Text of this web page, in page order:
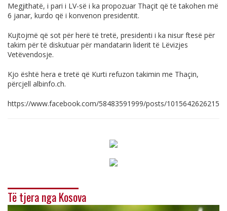
Megjithatë, i pari i LV-së i ka propozuar Thaçit që të takohen më
6 janar, kurdo që i konvenon presidentit.
Kujtojmë që sot për herë të tretë, presidenti i ka nisur ftesë për
takim për të diskutuar për mandatarin liderit të Lëvizjes
Vetëvendosje.
Kjo është hera e tretë që Kurti refuzon takimin me Thaçin,
përcjell albinfo.ch.
https://www.facebook.com/58483591999/posts/
Të tjera nga Kosova